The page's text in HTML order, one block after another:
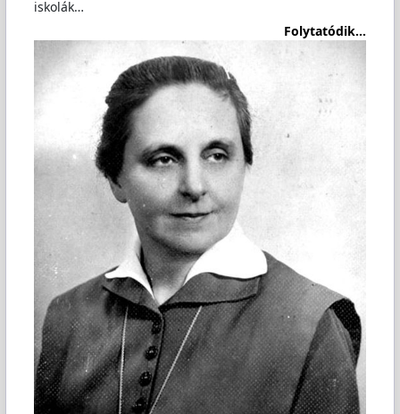
iskolák…
Folytatódik...